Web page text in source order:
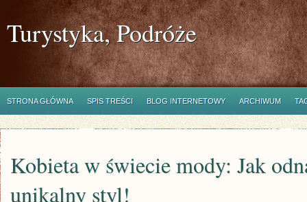
Turystyka, Podróże
STRONA GŁÓWNA SPIS TREŚCI BLOG INTERNETOWY ARCHIWUM
Kobieta w świecie mody: Jak
unikalny styl!